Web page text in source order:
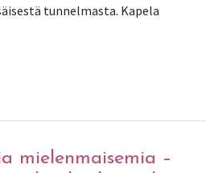
tunnelmasta. Kapela
mielenmaisemia –